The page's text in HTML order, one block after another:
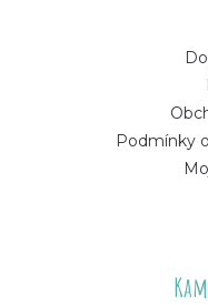
Podmínky